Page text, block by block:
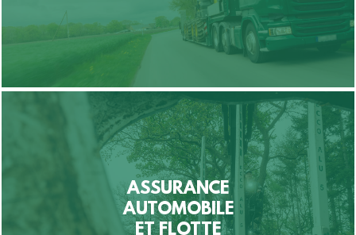
ASSURANCE
AUTOMOBILE
ET FLOTTE